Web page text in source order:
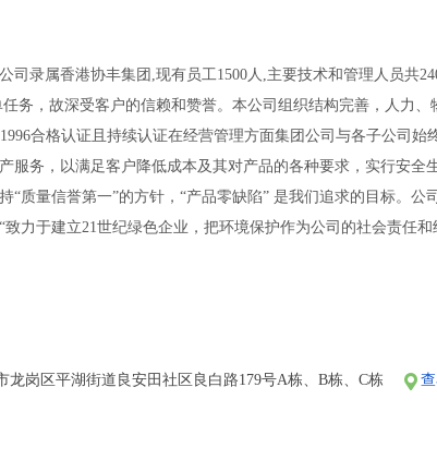
司录属香港协丰集团,现有员工1500人,主要技术和管理人员共
务，故深受客户的信赖和赞誉。本公司组织结构完善，人力
1996合格认证且持续认证在经营管理方面集团公司与各子公司
服务，以满足客户降低成本及其对产品的各种要求，实行安
“质量信誉第一”的方针，“产品零缺陷” 是我们追求的目标。公
力于建立21世纪绿色企业，把环境保护作为公司的社会责任
预防污染，持续改进，遵守法律法规要求。在能力范围内做
龙岗区平湖街道良安田社区良白路179号A栋、B栋、C栋